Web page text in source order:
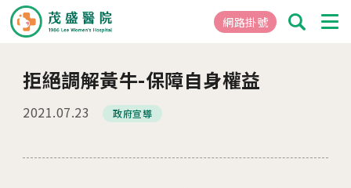
網路掛號
01 關於茂盛
醫院簡介
拒絕調解黃牛-保障自身權益
2021.07.23 政府宣導